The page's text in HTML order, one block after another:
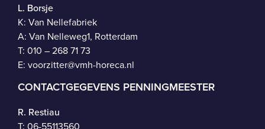
L. Borsje
K: Van Nellefabriek
A: Van Nelleweg1, Rotterdam
T: 010 – 268 71 73
E: voorzitter@vmh-horeca.nl
CONTACTGEGEVENS PENNINGMEESTER
R. Restiau
T: 06-55113560